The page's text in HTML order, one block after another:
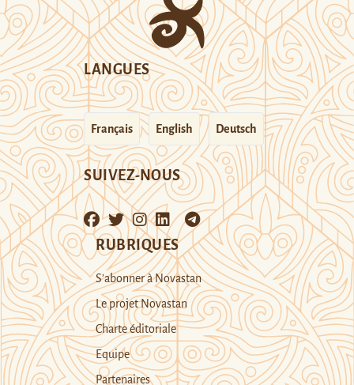
LANGUES
Français English Deutsch
SUIVEZ-NOUS
RUBRIQUES
S’abonner à Novastan
Le projet Novastan
Charte éditoriale
Equipe
Partenaires